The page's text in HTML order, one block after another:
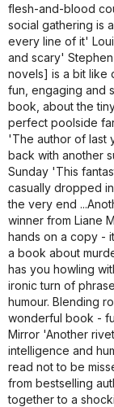
flesh-and-blood
social gathering is
every line of it'
and scary'
novels] is a bit like
fun, engaging and
book, about the
perfect poolside
'The author of last
back with another
Sunday 'This
casually dropped
the very end
winner from Liane
hands on a copy -
a book about
has you howling
ironic turn of
humour. Blending
wonderful book -
Mirror 'Another
intelligence and
read not to be
from bestselling
together to a